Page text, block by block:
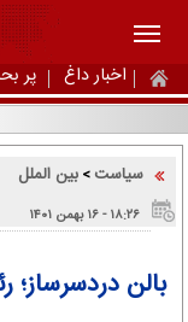
اخبار داغ پر
سیاست > بین الملل
۱۸:۲۶ - ۱۶ بهمن ۱۴۰۱
بالن